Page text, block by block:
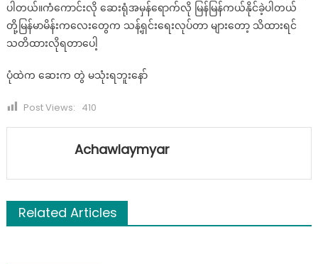
ပါတယ်။ကံကောင်းလို ဆေးရုံအမှန်ရောက်လို မြန်မြန်ကယ်နိုင်ခဲ့ပါတယ်
တို့မြန်မာမိန်းကလေးတွေက သန့်ရှင်းရေးလုပ်တာ များတော့ သိထားရင်
သတိထားလိုရတာပေါ့
ပုံထဲက ဆေးက တွဲ မသုံးရဘူးနော်
Post Views: 410
Achawlaymyar
Related Articles